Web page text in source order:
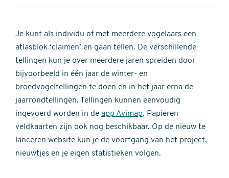
Je kunt als individu of met meerdere vogelaars een
atlasblok ‘claimen’ en gaan tellen. De verschillende
tellingen kun je over meerdere jaren spreiden door
bijvoorbeeld in één jaar de winter- en
broedvogeltellingen te doen en in het jaar erna de
jaarrondtellingen. Tellingen kunnen eenvoudig
ingevoerd worden in de app Avimap. Papieren
veldkaarten zijn ook nog beschikbaar. Op de nieuw te
lanceren website kun je de voortgang van het project,
nieuwtjes en je eigen statistieken volgen.